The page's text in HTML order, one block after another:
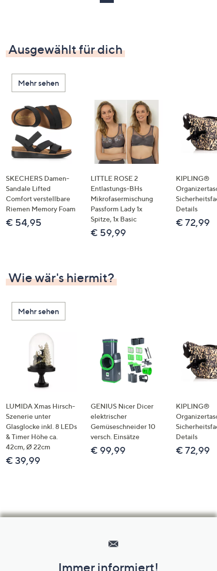
Ausgewählt für dich
Mehr sehen
SKECHERS Damen-
Sandale Lifted
Comfort verstellbare
Riemen Memory Foam
€ 54,95
LITTLE ROSE 2
Entlastungs-BHs
Mikrofasermischung
Passform Lady 1x
Spitze, 1x Basic
€ 59,99
KIPLING®
Details
€ 72,99
Wie wär's hiermit?
Mehr sehen
LUMIDA Xmas Hirsch-
Szenerie unter
Glasglocke inkl. 8 LEDs
& Timer Höhe ca.
42cm, Ø 22cm
€ 39,99
GENIUS Nicer Dicer
elektrischer
Gemüseschneider 10
versch. Einsätze
€ 99,99
KIPLING®
Details
€ 72,99
Immer informiert!